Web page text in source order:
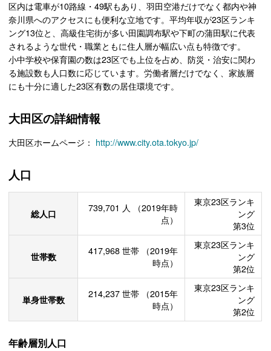
区内は電車が10路線・49駅もあり、羽田空港だけでなく都内や神
奈川県へのアクセスにも便利な立地です。平均年収が23区ランキ
ング13位と、高級住宅街が多い田園調布駅や下町の蒲田駅に代表
されるような世代・職業ともに住人層が幅広い点も特徴です。
小中学校や保育園の数は23区でも上位を占め、防災・治安に関わ
る施設数も人口数に応じています。労働者層だけでなく、家族層
にも十分に適した23区有数の居住環境です。
大田区の詳細情報
大田区ホームページ： http://www.city.ota.tokyo.jp/
人口
総人口 739,701 人
（2019年時
点）
東京23区ランキ
ング
第3位
世帯数 417,968 世帯
（2019年
時点）
東京23区ランキ
ング
第2位
単身世帯数 214,237 世帯
（2015年
時点）
東京23区ランキ
ング
第2位
年齢層別人口